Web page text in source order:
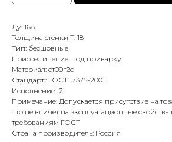
Ду: 168
Толщина стенки Т: 18
Тип: бесшовные
Присоединение: под приварку
Материал: ст09г2с
Стандарт:: ГОСТ 17375-2001
Исполнение:: 2
Примечание: Допускается присутствие на
что не влияет на эксплуатационные
требованиям ГОСТ
Страна производитель: Россия